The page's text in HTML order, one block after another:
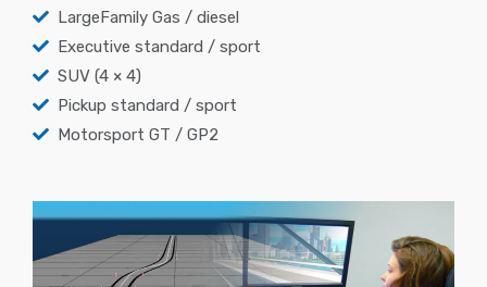
LargeFamily Gas / diesel
Executive standard / sport
SUV (4 × 4)
Pickup standard / sport
Motorsport GT / GP2